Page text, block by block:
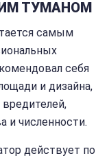
ТУМАНОМ
самым
себя
и дизайна,
и численности.
действует по